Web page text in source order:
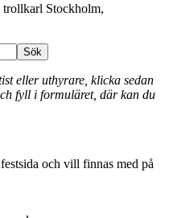
Stockholm,
eller uthyrare, klicka sedan
fyll i formuläret, där kan du
och vill finnas med på